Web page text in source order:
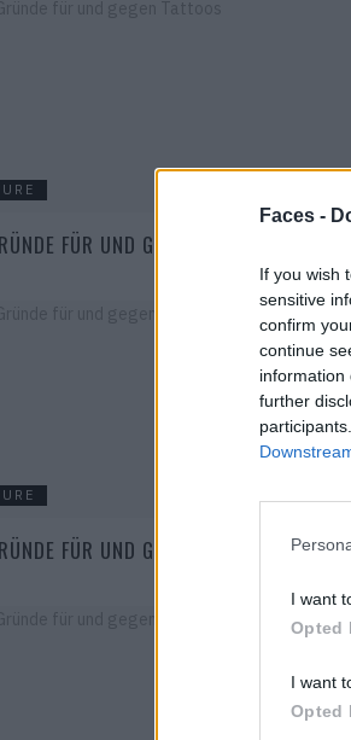
Faces -
If you wish
sensitive
confirm
continue
information
further
I want
Opted
I want
Opted
FÜR UND GEGEN TATTOOS
FÜR UND GEGEN CAMPING